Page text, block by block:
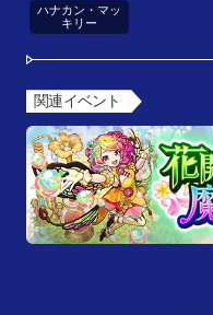
ハナカン・マッ
キリー
関連イベント